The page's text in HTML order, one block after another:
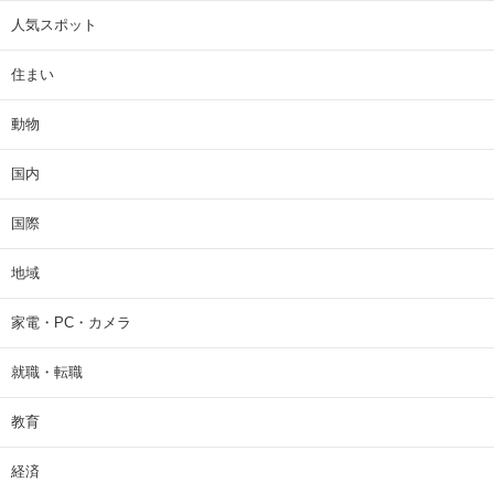
人気スポット
住まい
動物
国内
国際
地域
家電・PC・カメラ
就職・転職
教育
経済